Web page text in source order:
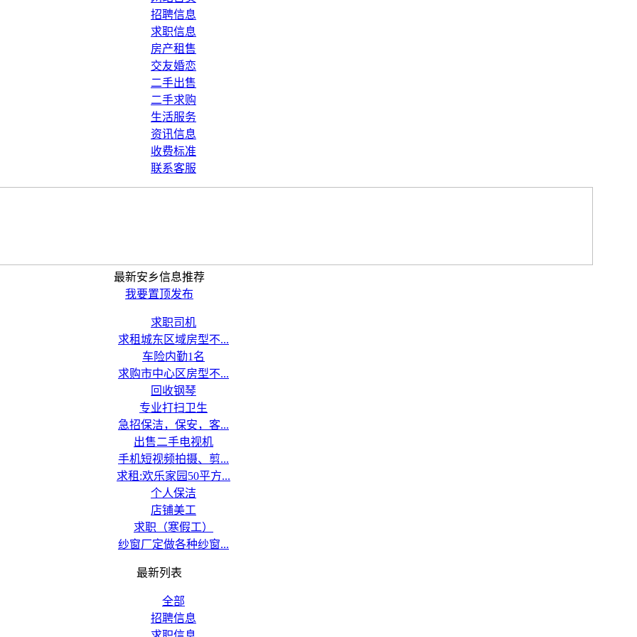
招聘信息
求职信息
房产租售
交友婚恋
二手出售
二手求购
生活服务
资讯信息
收费标准
联系客服
最新安乡信息推荐
我要置顶发布
求职司机
求租城东区域房型不...
车险内勤1名
求购市中心区房型不...
回收钢琴
专业打扫卫生
急招保洁，保安，客...
出售二手电视机
手机短视频拍摄、剪...
求租:欢乐家园50平方...
个人保洁
店铺美工
求职（寒假工）
纱窗厂定做各种纱窗...
最新列表
全部
招聘信息